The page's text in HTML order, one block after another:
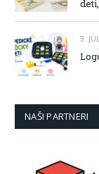
3.
NAŠI PARTNERI